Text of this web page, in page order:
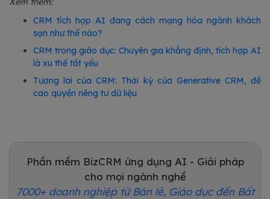
CRM tích hợp AI đang cách mạng hóa ngành khách
sạn như thế nào?
CRM trong giáo dục: Chuyên gia khẳng định, tích hợp AI
là xu thế tất yếu
Tương lai của CRM: Thời kỳ của Generative CRM, đề
cao quyền riêng tư dữ liệu
Phần mềm BizCRM ứng dụng AI - Giải pháp
cho mọi ngành nghề
7000+ doanh nghiệp từ Bán lẻ, Giáo dục đến Bất